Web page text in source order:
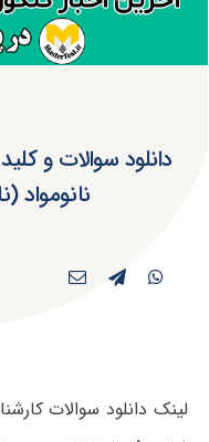
نانومواد
لینک دانلود سوالات